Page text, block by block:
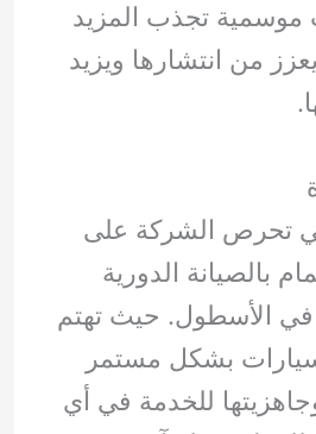
تجذب المزيد
من انتشارها ويزيد
تحرص الشركة على
بالصيانة الدورية
في الأسطول. حيث تهتم
بشكل مستمر
للخدمة في أي